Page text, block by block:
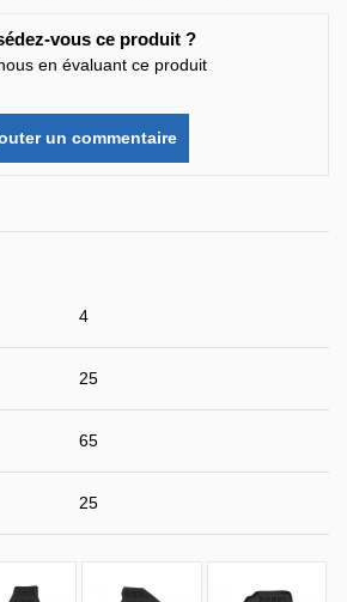
vous ce produit ?
en évaluant ce produit
un commentaire
4
25
65
25